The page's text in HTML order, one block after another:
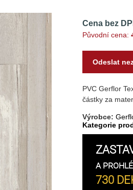
Cena bez
Původní cena:
Odeslat
PVC Gerflor
částky za
Výrobce:
Kategorie
A
730